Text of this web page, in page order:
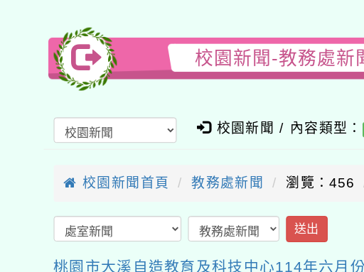
校園新聞-教務處新
校園新聞 / 內容類型：
校園新聞首頁 教務處新聞 瀏覽：456
送出
桃園市大溪自造教育及科技中心114年六月